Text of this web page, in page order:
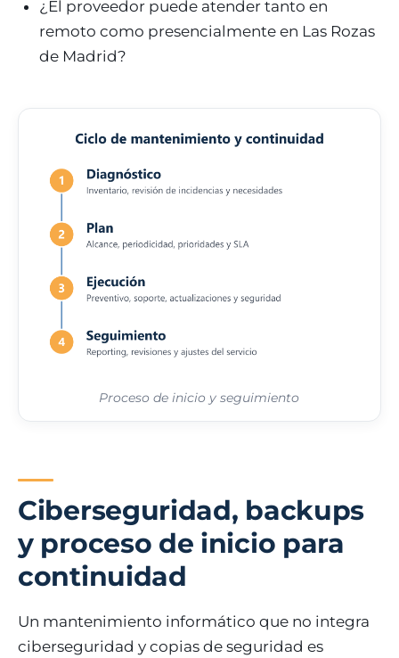
¿El proveedor puede atender tanto en
remoto como presencialmente en Las Rozas
de Madrid?
Proceso de inicio y seguimiento
Ciberseguridad, backups
y proceso de inicio para
continuidad
Un mantenimiento informático que no integra
ciberseguridad y copias de seguridad es